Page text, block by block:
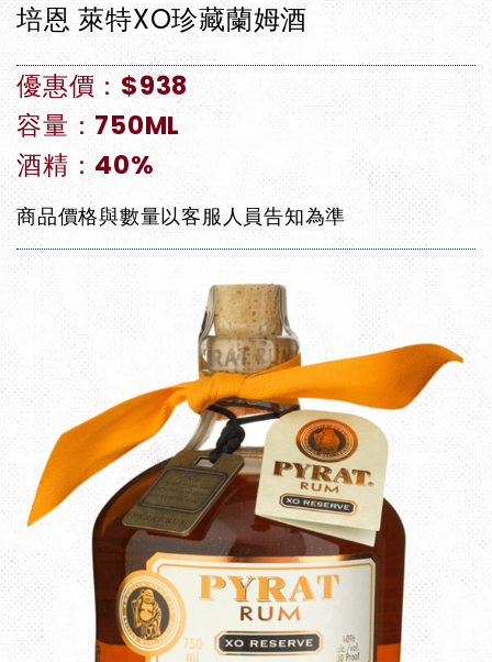
培恩 萊特XO珍藏蘭姆酒
優惠價：$938
容量：750ML
酒精：40%
商品價格與數量以客服人員告知為準